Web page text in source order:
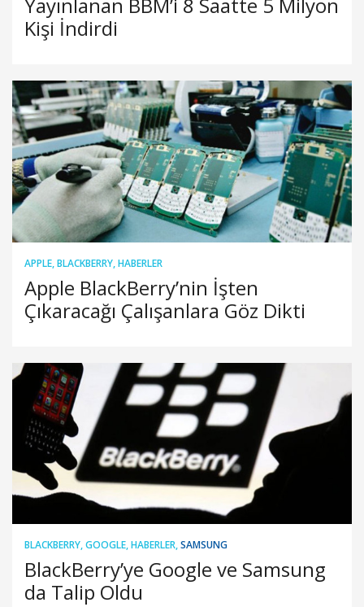
Kişi İndirdi
APPLE,BLACKBERRY,HABERLER
Apple BlackBerry’nin İşten
Çıkaracağı Çalışanlara Göz Dikti
BLACKBERRY,GOOGLE,HABERLER,SAMSUNG
BlackBerry’ye Google ve Samsung
da Talip Oldu